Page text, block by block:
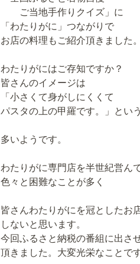
ご当地手作りクイズ」に
「わたりがに」つながりで
お店の料理もご紹介頂きました。
わたりがにはご存知ですか？
皆さんのイメージは
「小さくて身がしにくくて
パスタの上の甲羅です。」とい
多いようです。
わたりがに専門店を半世紀営ん
色々と困難なことが多く
皆さんわたりがにを冠としたお
しないと思います。
今回ふるさと納税の番組に出さ
頂きました。大変光栄なことです